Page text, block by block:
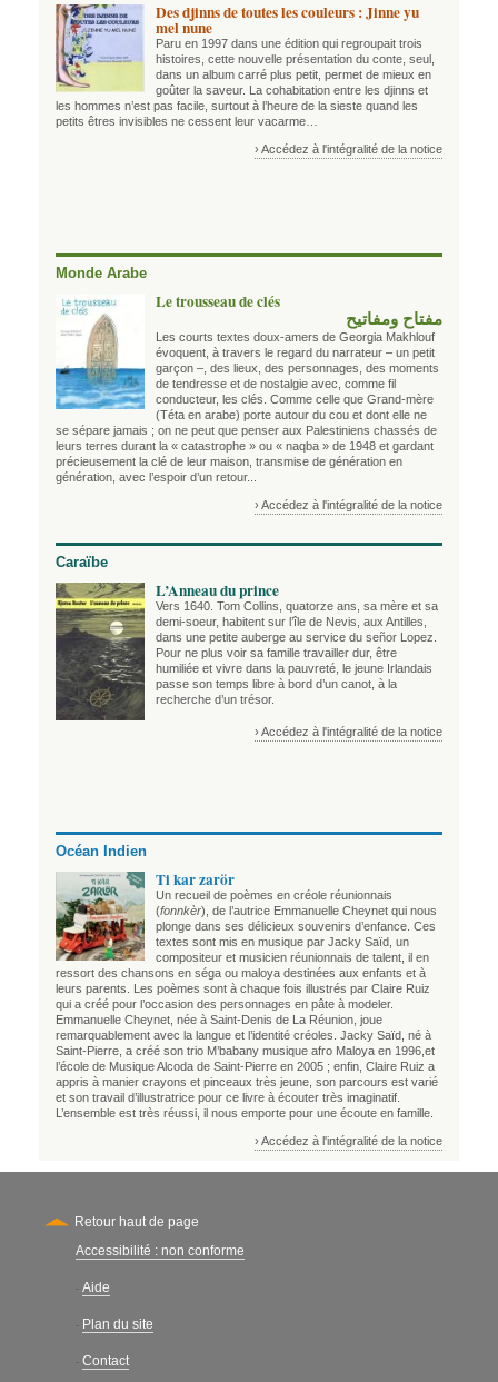
Des djinns de toutes les couleurs : Jinne yu
mel nune
Paru en 1997 dans une édition qui regroupait trois
histoires, cette nouvelle présentation du conte, seul,
dans un album carré plus petit, permet de mieux en
goûter la saveur. La cohabitation entre les djinns et
les hommes n’est pas facile, surtout à l’heure de la sieste quand les
petits êtres invisibles ne cessent leur vacarme…
› Accédez à l'intégralité de la notice
Monde Arabe
Le trousseau de clés
مفتاح ومفاتيح
Les courts textes doux-amers de Georgia Makhlouf
évoquent, à travers le regard du narrateur – un petit
garçon –, des lieux, des personnages, des moments
de tendresse et de nostalgie avec, comme fil
conducteur, les clés. Comme celle que Grand-mère
(Téta en arabe) porte autour du cou et dont elle ne
se sépare jamais ; on ne peut que penser aux Palestiniens chassés de
leurs terres durant la « catastrophe » ou « naqba » de 1948 et gardant
précieusement la clé de leur maison, transmise de génération en
génération, avec l’espoir d’un retour...
› Accédez à l'intégralité de la notice
Caraïbe
L’Anneau du prince
Vers 1640. Tom Collins, quatorze ans, sa mère et sa
demi-soeur, habitent sur l’île de Nevis, aux Antilles,
dans une petite auberge au service du señor Lopez.
Pour ne plus voir sa famille travailler dur, être
humiliée et vivre dans la pauvreté, le jeune Irlandais
passe son temps libre à bord d’un canot, à la
recherche d’un trésor.
› Accédez à l'intégralité de la notice
Océan Indien
Ti kar zarör
Un recueil de poèmes en créole réunionnais
(fonnkèr), de l’autrice Emmanuelle Cheynet qui nous
plonge dans ses délicieux souvenirs d’enfance. Ces
textes sont mis en musique par Jacky Saïd, un
compositeur et musicien réunionnais de talent, il en
ressort des chansons en séga ou maloya destinées aux enfants et à
leurs parents. Les poèmes sont à chaque fois illustrés par Claire Ruiz
qui a créé pour l’occasion des personnages en pâte à modeler.
Emmanuelle Cheynet, née à Saint-Denis de La Réunion, joue
remarquablement avec la langue et l’identité créoles. Jacky Saïd, né à
Saint-Pierre, a créé son trio M’babany musique afro Maloya en 1996,et
l’école de Musique Alcoda de Saint-Pierre en 2005 ; enfin, Claire Ruiz a
appris à manier crayons et pinceaux très jeune, son parcours est varié
et son travail d’illustratrice pour ce livre à écouter très imaginatif.
L’ensemble est très réussi, il nous emporte pour une écoute en famille.
› Accédez à l'intégralité de la notice
Retour haut de page
Secondary
Accessibilité : non conforme
- Aide
- Plan du site
- Contact